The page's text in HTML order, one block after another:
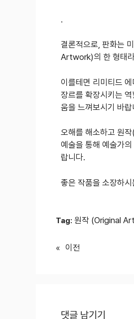
.
결론적으로, 판화는
Artwork)의 한 형태
이를테면 리미티드
장르를 확장시키는
움을 느껴보시기 바랍
오해를 해소하고 원
예술을 통해 예술가
랍니다.
좋은 작품을 소장하
Tag: 원작 (Original
« 이전
댓글 남기기